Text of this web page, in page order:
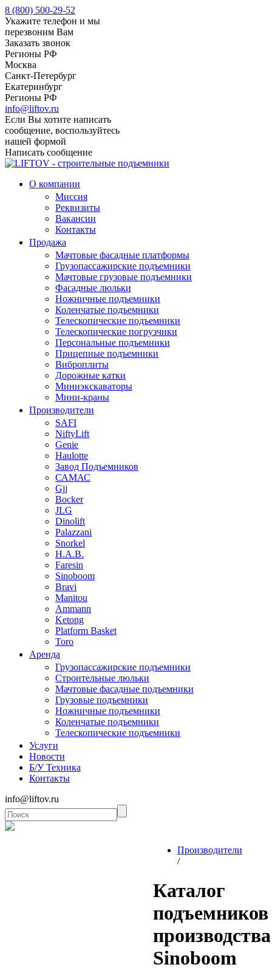
8 (800) 500-29-52
Укажите телефон и мы
перезвоним Вам
Заказать звонок
Регионы РФ
Москва
Санкт-Петербург
Екатеринбург
Регионы РФ
info@liftov.ru
Если Вы хотите написать
сообщение, воспользуйтесь
нашей формой
Написать сообщение
О компании
Миссия
Реквизиты
Вакансии
Контакты
Продажа
Мачтовые фасадные платформы
Грузопассажирские подъемники
Мачтовые грузовые подъемники
Фасадные люльки
Ножничные подъемники
Коленчатые подъемники
Телескопические подъемники
Телескопические погрузчики
Персональные подъемники
Прицепные подъемники
Виброплиты
Дорожные катки
Миниэкскаваторы
Мини-краны
Производители
SAFI
NiftyLift
Genie
Haulotte
Завод Подъемников
САМАС
Gjj
Bocker
JLG
Dinolift
Palazzani
Snorkel
H.A.B.
Faresin
Sinoboom
Bravi
Manitou
Ammann
Ketong
Platform Basket
Toro
Аренда
Грузопассажирские подъемники
Строительные люльки
Мачтовые фасадные подъемники
Грузовые подъемники
Ножничные подъемники
Коленчатые подъемники
Телескопические подъемники
Услуги
Новости
Б/У Техника
Контакты
info@liftov.ru
Производители
/
Каталог
подъемников
производства
Sinoboom